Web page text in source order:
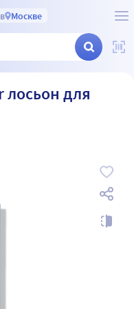
в Москве
лосьон для